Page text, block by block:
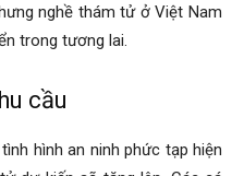
nghề thám tử ở Việt Nam
trong tương lai.
cầu
hình an ninh phức tạp hiện